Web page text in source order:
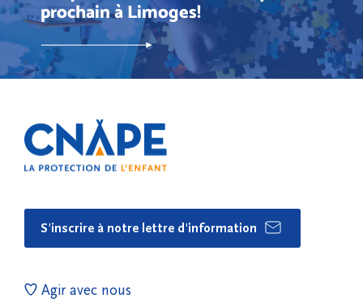
prochain à Limoges!
S'inscrire à notre lettre d'information
Agir avec nous